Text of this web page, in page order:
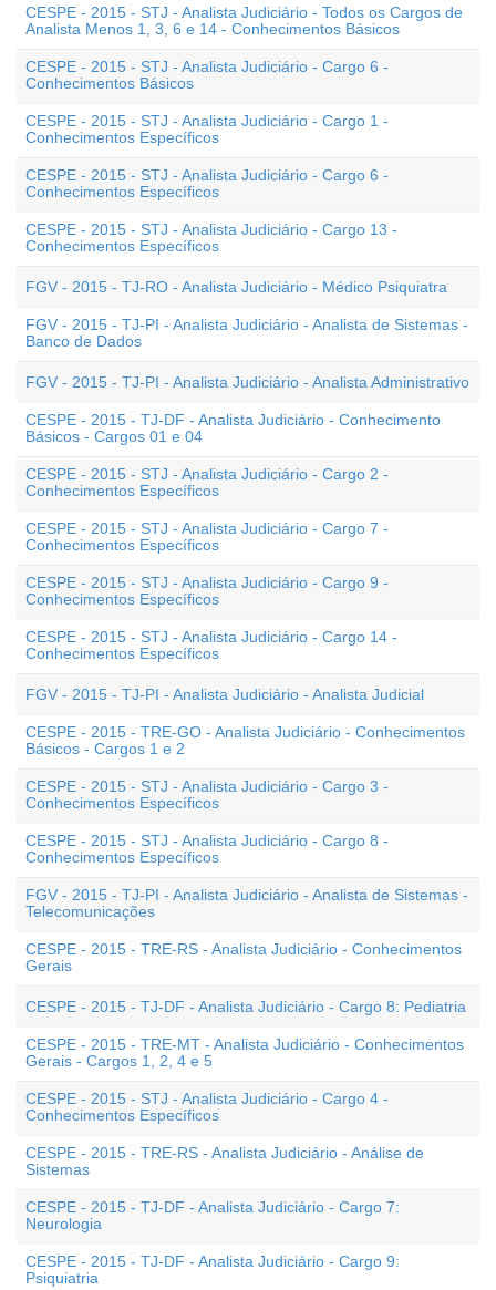
CESPE - 2015 - STJ - Analista Judiciário - Todos os Cargos de
Analista Menos 1, 3, 6 e 14 - Conhecimentos Básicos
CESPE - 2015 - STJ - Analista Judiciário - Cargo 6 -
Conhecimentos Básicos
CESPE - 2015 - STJ - Analista Judiciário - Cargo 1 -
Conhecimentos Específicos
CESPE - 2015 - STJ - Analista Judiciário - Cargo 6 -
Conhecimentos Específicos
CESPE - 2015 - STJ - Analista Judiciário - Cargo 13 -
Conhecimentos Específicos
FGV - 2015 - TJ-RO - Analista Judiciário - Médico Psiquiatra
FGV - 2015 - TJ-PI - Analista Judiciário - Analista de Sistemas -
Banco de Dados
FGV - 2015 - TJ-PI - Analista Judiciário - Analista Administrativo
CESPE - 2015 - TJ-DF - Analista Judiciário - Conhecimento
Básicos - Cargos 01 e 04
CESPE - 2015 - STJ - Analista Judiciário - Cargo 2 -
Conhecimentos Específicos
CESPE - 2015 - STJ - Analista Judiciário - Cargo 7 -
Conhecimentos Específicos
CESPE - 2015 - STJ - Analista Judiciário - Cargo 9 -
Conhecimentos Específicos
CESPE - 2015 - STJ - Analista Judiciário - Cargo 14 -
Conhecimentos Específicos
FGV - 2015 - TJ-PI - Analista Judiciário - Analista Judicial
CESPE - 2015 - TRE-GO - Analista Judiciário - Conhecimentos
Básicos - Cargos 1 e 2
CESPE - 2015 - STJ - Analista Judiciário - Cargo 3 -
Conhecimentos Específicos
CESPE - 2015 - STJ - Analista Judiciário - Cargo 8 -
Conhecimentos Específicos
FGV - 2015 - TJ-PI - Analista Judiciário - Analista de Sistemas -
Telecomunicações
CESPE - 2015 - TRE-RS - Analista Judiciário - Conhecimentos
Gerais
CESPE - 2015 - TJ-DF - Analista Judiciário - Cargo 8: Pediatria
CESPE - 2015 - TRE-MT - Analista Judiciário - Conhecimentos
Gerais - Cargos 1, 2, 4 e 5
CESPE - 2015 - STJ - Analista Judiciário - Cargo 4 -
Conhecimentos Específicos
CESPE - 2015 - TRE-RS - Analista Judiciário - Análise de
Sistemas
CESPE - 2015 - TJ-DF - Analista Judiciário - Cargo 7:
Neurologia
CESPE - 2015 - TJ-DF - Analista Judiciário - Cargo 9:
Psiquiatria